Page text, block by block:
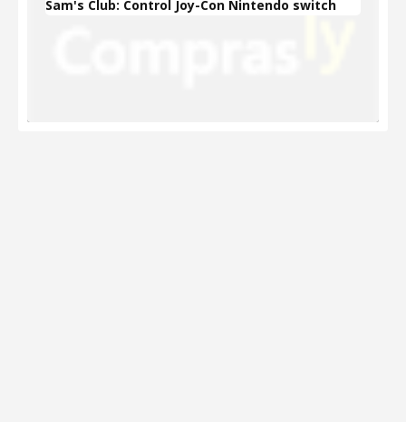
Sam's Club: Control Joy-Con Nintendo switch